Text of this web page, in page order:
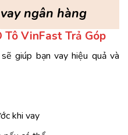
ngân hàng
Tô VinFast Trả Góp
giúp bạn vay hiệu quả và
khi vay